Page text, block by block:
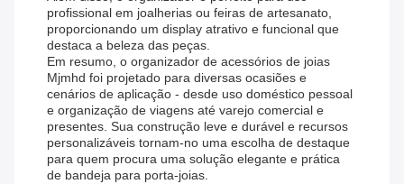
profissional em joalherias ou feiras de artesanato,
proporcionando um display atrativo e funcional que
destaca a beleza das peças.
Em resumo, o organizador de acessórios de joias
Mjmhd foi projetado para diversas ocasiões e
cenários de aplicação - desde uso doméstico pessoal
e organização de viagens até varejo comercial e
presentes. Sua construção leve e durável e recursos
personalizáveis ​​tornam-no uma escolha de destaque
para quem procura uma solução elegante e prática
de bandeja para porta-joias.